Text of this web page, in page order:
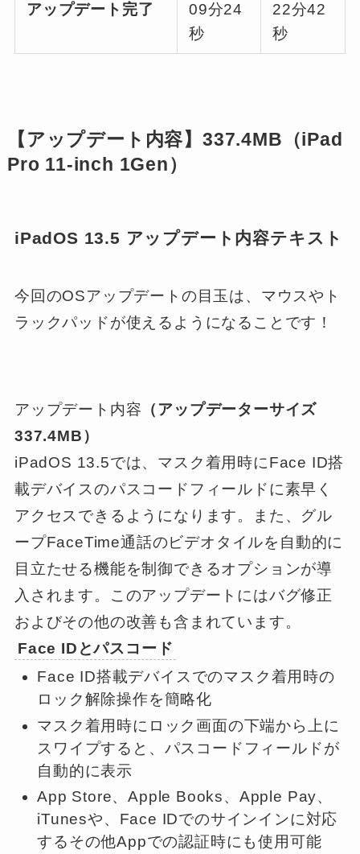
アップデート完了
09分24
秒
22分42
秒
【アップデート内容】337.4MB（iPad
Pro 11-inch 1Gen）
iPadOS 13.5 アップデート内容テキスト
今回のOSアップデートの目玉は、マウスやト
ラックパッドが使えるようになることです！
アップデート内容 （アップデーターサイズ
337.4MB）
iPadOS 13.5では、マスク着用時にFace ID搭
載デバイスのパスコードフィールドに素早く
アクセスできるようになります。また、グル
ープFaceTime通話のビデオタイルを自動的に
目立たせる機能を制御できるオプションが導
入されます。このアップデートにはバグ修正
およびその他の改善も含まれています。
Face IDとパスコード
Face ID搭載デバイスでのマスク着用時の
ロック解除操作を簡略化
マスク着用時にロック画面の下端から上に
スワイプすると、パスコードフィールドが
自動的に表示
App Store、Apple Books、Apple Pay、
iTunesや、Face IDでのサインインに対応
するその他Appでの認証時にも使用可能